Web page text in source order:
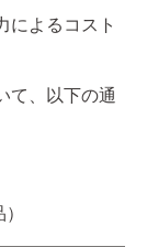
によるコスト
て、以下の通